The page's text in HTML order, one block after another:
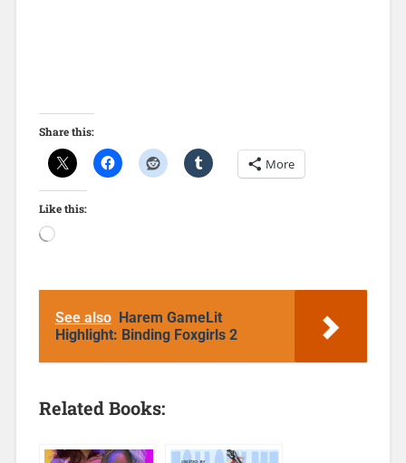
Share this:
More
Like this:
See also Harem GameLit
Highlight: Binding Foxgirls 2
Related Books: